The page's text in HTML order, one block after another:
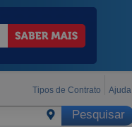
Tipos de Contrato Ajuda